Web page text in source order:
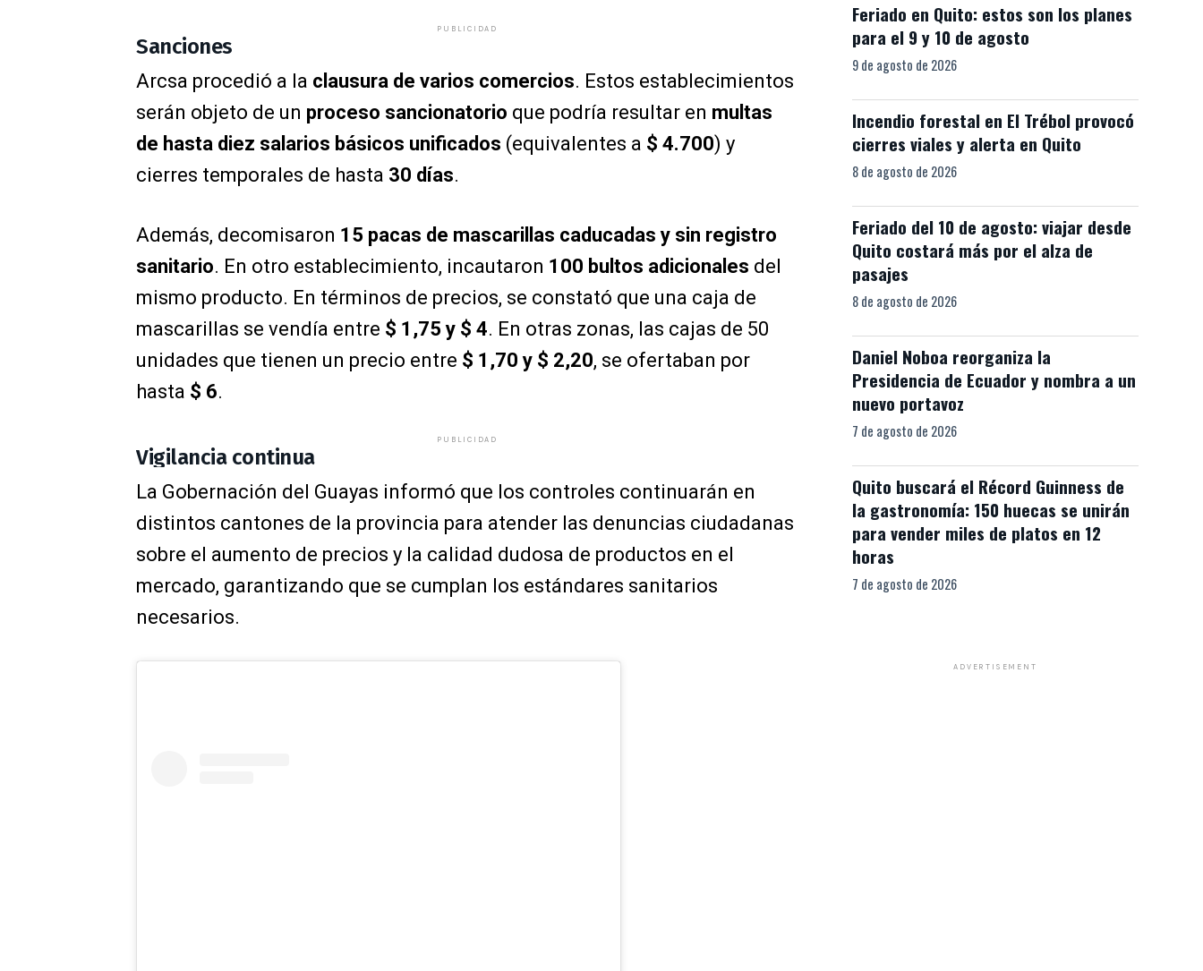
PUBLICIDAD
Sanciones
Arcsa procedió a la clausura de varios comercios. Estos establecimientos
serán objeto de un proceso sancionatorio que podría resultar en multas
de hasta diez salarios básicos unificados (equivalentes a $ 4.700) y
cierres temporales de hasta 30 días.
Además, decomisaron 15 pacas de mascarillas caducadas y sin registro
sanitario. En otro establecimiento, incautaron 100 bultos adicionales del
mismo producto. En términos de precios, se constató que una caja de
mascarillas se vendía entre $ 1,75 y $ 4. En otras zonas, las cajas de 50
unidades que tienen un precio entre $ 1,70 y $ 2,20, se ofertaban por
hasta $ 6.
PUBLICIDAD
Vigilancia continua
La Gobernación del Guayas informó que los controles continuarán en
distintos cantones de la provincia para atender las denuncias ciudadanas
sobre el aumento de precios y la calidad dudosa de productos en el
mercado, garantizando que se cumplan los estándares sanitarios
necesarios.
Feriado en Quito: estos son los planes
para el 9 y 10 de agosto
9 de agosto de 2026
Incendio forestal en El Trébol provocó
cierres viales y alerta en Quito
8 de agosto de 2026
Feriado del 10 de agosto: viajar desde
Quito costará más por el alza de
pasajes
8 de agosto de 2026
Daniel Noboa reorganiza la
Presidencia de Ecuador y nombra a un
nuevo portavoz
7 de agosto de 2026
Quito buscará el Récord Guinness de
la gastronomía: 150 huecas se unirán
para vender miles de platos en 12
horas
7 de agosto de 2026
ADVERTISEMENT